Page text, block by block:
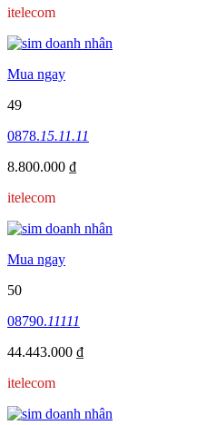
itelecom
Mua ngay
49
0878.15.11.11
8.800.000 ₫
itelecom
Mua ngay
50
08790.11111
44.443.000 ₫
itelecom